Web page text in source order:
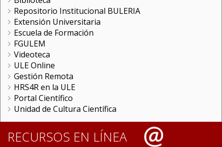
Repositorio Institucional BULERIA
Extensión Universitaria
Escuela de Formación
FGULEM
Videoteca
ULE Online
Gestión Remota
HRS4R en la ULE
Portal Científico
Unidad de Cultura Científica
RECURSOS EN LÍNEA